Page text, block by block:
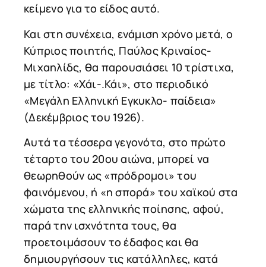
κείμενο για το είδος αυτό.
Και στη συνέχεια, ενάμιση χρόνο μετά, ο
Κύπριος ποιητής, Παύλος Κριναίος-
Μιχαηλίδς, θα παρουσιάσει 10 τρίστιχα,
με τίτλο: «Χάι-.Κάι», στο περιοδικό
«Μεγάλη Ελληνική Εγκυκλο- παίδεια»
(Δεκέμβριος του 1926).
Αυτά τα τέσσερα γεγονότα, στο πρώτο
τέταρτο του 20ου αιώνα, μπορεί να
θεωρηθούν ως «πρόδρομοι» του
φαινόμενου, ή «η σπορά» του χαϊκού στα
χώματα της ελληνικής ποίησης, αφού,
παρά την ισχνότητα τους, θα
προετοιμάσουν το έδαφος και θα
δημιουργήσουν τις κατάλληλες, κατά